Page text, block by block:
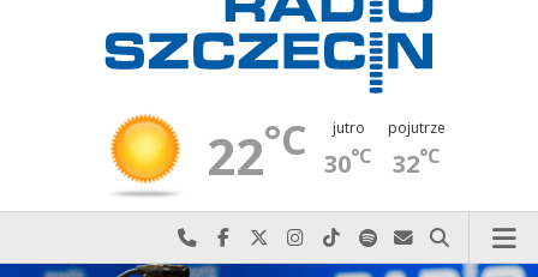
22°C jutro
30°C
pojutrze
32°C
Najlepiej po prostu do nas zadzwoń
Odwiedź nas na Facebook-u
Odwiedź nas na X
Odwiedź nas na Instagram-ie
Odwiedź nas na TikTok-u
Szukaj nas na Spotify
Wyślij do nas
Szukaj